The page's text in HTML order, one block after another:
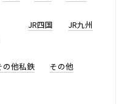
JR四国 JR九州
の他私鉄 その他